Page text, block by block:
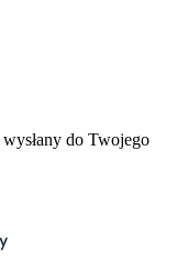
do Twojego